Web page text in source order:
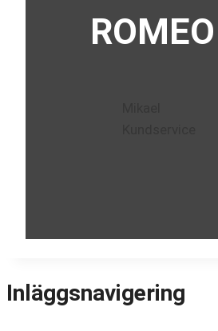
ROMEO
Inläggsnavigering